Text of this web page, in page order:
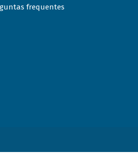
frequentes